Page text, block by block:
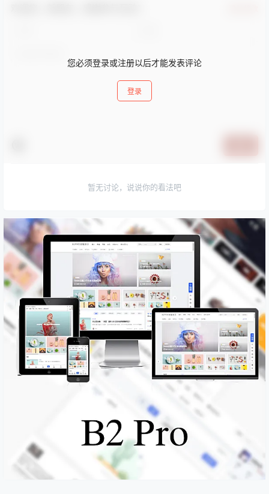
您必须登录或注册以后才能发表评论
登录
暂无讨论，说说你的看法吧